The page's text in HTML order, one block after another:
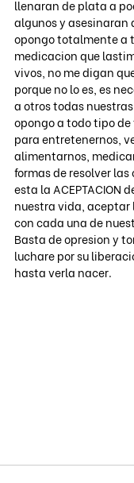
llenaran de plata a
algunos y asesinaran
opongo totalmente a
medicacion que
vivos, no me digan
porque no lo es, es
a otros todas
opongo a todo tipo
para entretenernos,
alimentarnos,
formas de resolver
esta la ACEPTACION
nuestra vida, aceptar
con cada una de
Basta de opresion y
luchare por su
hasta verla nacer.